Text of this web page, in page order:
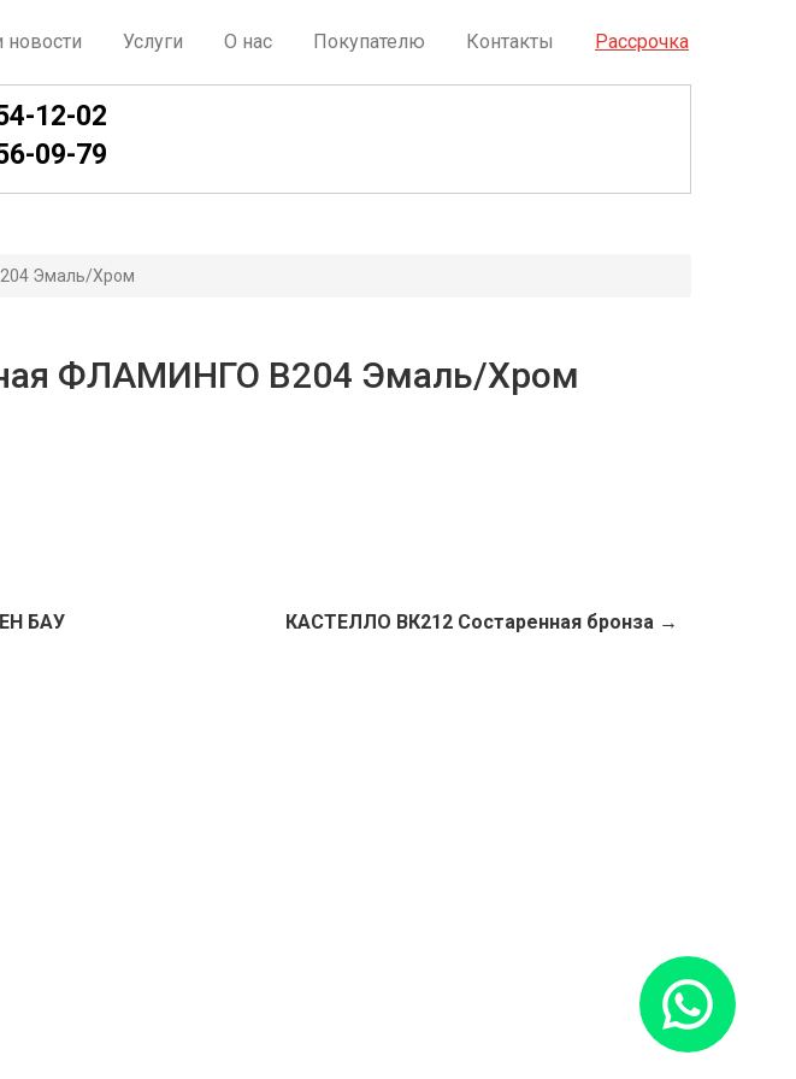
новости Услуги О нас Покупателю Контакты Рассрочка
12-02
09-79
Эмаль/Хром
ФЛАМИНГО В204 Эмаль/Хром
БАУ КАСТЕЛЛО ВК212 Состаренная бронза →